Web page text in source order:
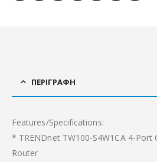
ΠΕΡΙΓΡΑΦΉ
Features/Specifications:
* TRENDnet TW100-S4W1CA 4-Port
Router